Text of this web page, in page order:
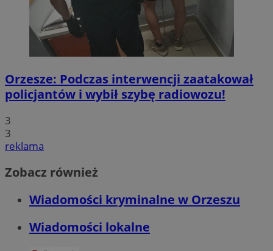
Orzesze: Podczas interwencji zaatakował
policjantów i wybił szybę radiowozu!
3
3
reklama
Zobacz również
Wiadomości kryminalne w Orzeszu
Wiadomości lokalne